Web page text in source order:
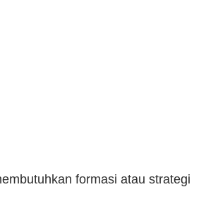
formasi atau strategi